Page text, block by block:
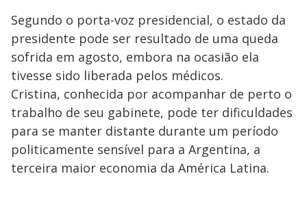
Segundo o porta-voz presidencial, o estado da
presidente pode ser resultado de uma queda
sofrida em agosto, embora na ocasião ela
tivesse sido liberada pelos médicos.
Cristina, conhecida por acompanhar de perto o
trabalho de seu gabinete, pode ter dificuldades
para se manter distante durante um período
politicamente sensível para a Argentina, a
terceira maior economia da América Latina.